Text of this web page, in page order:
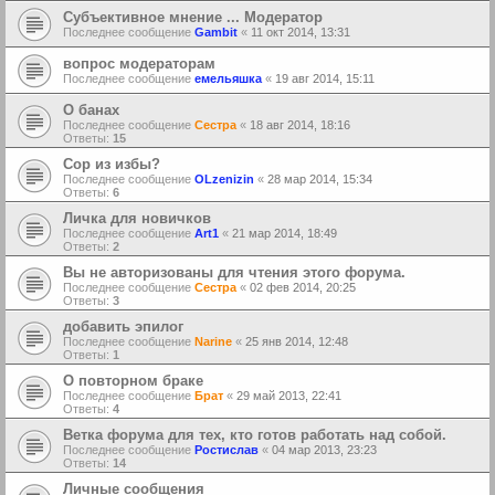
Субъективное мнение ... Модератор
Последнее сообщение Gambit « 11 окт 2014, 13:31
вопрос модераторам
Последнее сообщение емельяшка « 19 авг 2014, 15:11
О банах
Последнее сообщение Сестра « 18 авг 2014, 18:16
Ответы: 15
Сор из избы?
Последнее сообщение OLzenizin « 28 мар 2014, 15:34
Ответы: 6
Личка для новичков
Последнее сообщение Art1 « 21 мар 2014, 18:49
Ответы: 2
Вы не авторизованы для чтения этого форума.
Последнее сообщение Сестра « 02 фев 2014, 20:25
Ответы: 3
добавить эпилог
Последнее сообщение Narine « 25 янв 2014, 12:48
Ответы: 1
О повторном браке
Последнее сообщение Брат « 29 май 2013, 22:41
Ответы: 4
Ветка форума для тех, кто готов работать над собой.
Последнее сообщение Ростислав « 04 мар 2013, 23:23
Ответы: 14
Личные сообщения